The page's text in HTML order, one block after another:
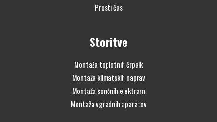
Prosti čas
Storitve
Montaža toplotnih črpalk
Montaža klimatskih naprav
Montaža sončnih elektrarn
Montaža vgradnih aparatov